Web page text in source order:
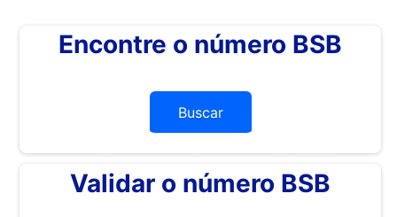
Encontre o número BSB
Buscar
Validar o número BSB